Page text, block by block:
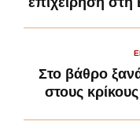
Στο βάθρο
στους